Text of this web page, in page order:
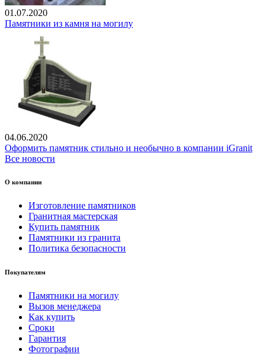
01.07.2020
Памятники из камня на могилу
04.06.2020
Оформить памятник стильно и необычно в компании iGranit
Все новости
О компании
Изготовление памятников
Гранитная мастерская
Купить памятник
Памятники из гранита
Политика безопасности
Покупателям
Памятники на могилу
Вызов менеджера
Как купить
Сроки
Гарантия
Фотографии